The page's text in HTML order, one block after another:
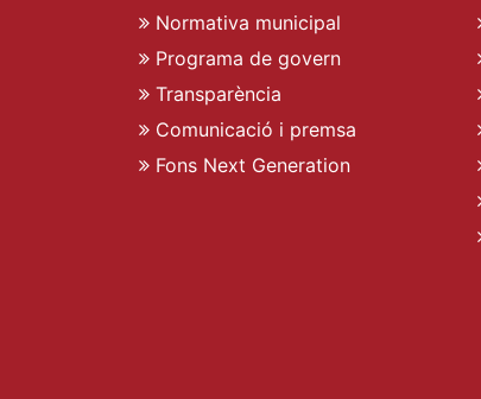
Normativa municipal
Programa de govern
Transparència
Comunicació i premsa
Fons Next Generation